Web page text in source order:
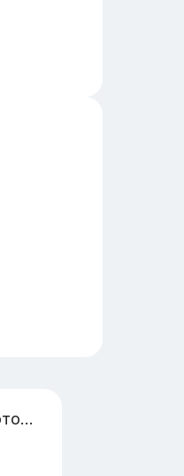
Организация и технология приготовления сложных изделий из пресного теста в школьных учреждениях